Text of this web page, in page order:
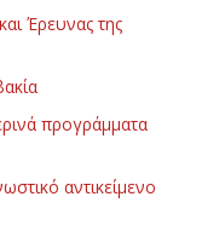
Έρευνας της
προγράμματα
αντικείμενο